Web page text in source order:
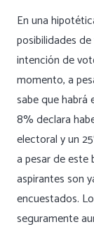
En una
posibilidades
intención de
momento, a
sabe que
8% declara
electoral y un
a pesar de este
aspirantes son
encuestados.
seguramente